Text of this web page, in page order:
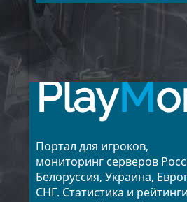
PlayM
Портал для игроков,
мониторинг серверов
Белоруссия, Украина,
СНГ. Статистика и рейтинги